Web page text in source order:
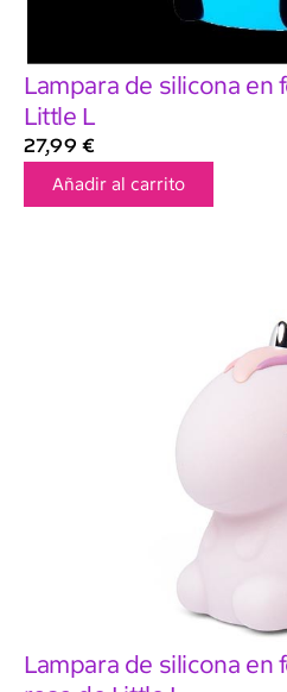
Lampara de silicona en
Little L
27,99 €
Añadir al carrito
Lampara de silicona en